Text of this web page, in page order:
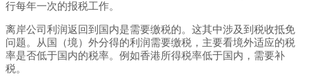
行每年一次的报税工作。
离岸公司利润返回到国内是需要缴税的。这其中涉及到税收抵免
问题。从国（境）外分得的利润需要缴税，主要看境外适应的税
率是否低于国内的税率。例如香港所得税率低于国内，需要补
税。